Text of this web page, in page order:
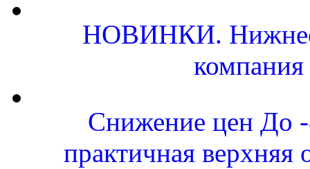
НОВИНКИ. Нижнее
Снижение цен До
практичная